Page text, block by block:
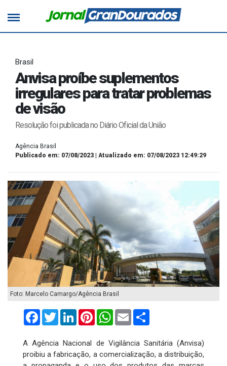
Brasil
Anvisa proíbe suplementos
irregulares para tratar problemas
de visão
Resolução foi publicada no Diário Oficial da União
Agência Brasil
Publicado em: 07/08/2023 | Atualizado em: 07/08/2023 12:49:29
Foto: Marcelo Camargo/Agência Brasil
FacebookTwitterLinkedInPinterestWhatsApp
Email
A Agência Nacional de Vigilância Sanitária (Anvisa)
proibiu a fabricação, a comercialização, a distribuição,